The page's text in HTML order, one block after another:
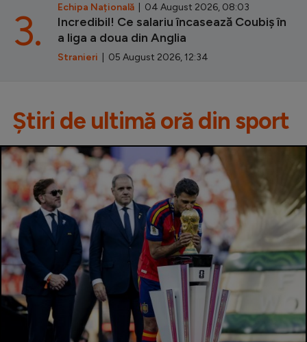
Echipa Națională | 04 August 2026, 08:03
Incredibil! Ce salariu încasează Coubiș în
a liga a doua din Anglia
Stranieri | 05 August 2026, 12:34
3.
Știri de ultimă oră din sport